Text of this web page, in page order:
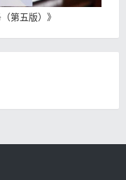
第五版） 》